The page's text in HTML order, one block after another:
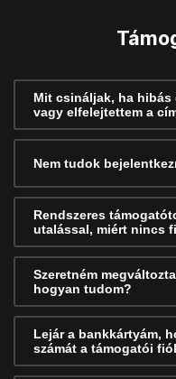
Mit csináljak, ha hibás
vagy elfelejtettem a
Nem tudok
Rendszeres
utalással, miért nincs
Szeretném
hogyan tudom?
Lejár a bankkártyám,
számát a támogatói